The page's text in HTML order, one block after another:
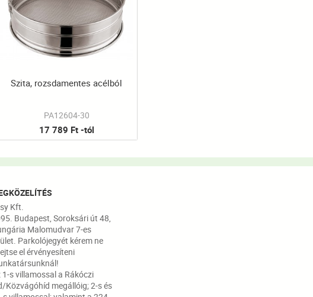
Szita, rozsdamentes acélból
PA12604-30
17 789 Ft -tól
Kft.
Budapest, Soroksári út 48,
Malomudvar 7-es
Parkolójegyét kérem ne
el érvényesíteni
1-s villamossal a Rákóczi
Közvágóhíd megállóig; 2-s és